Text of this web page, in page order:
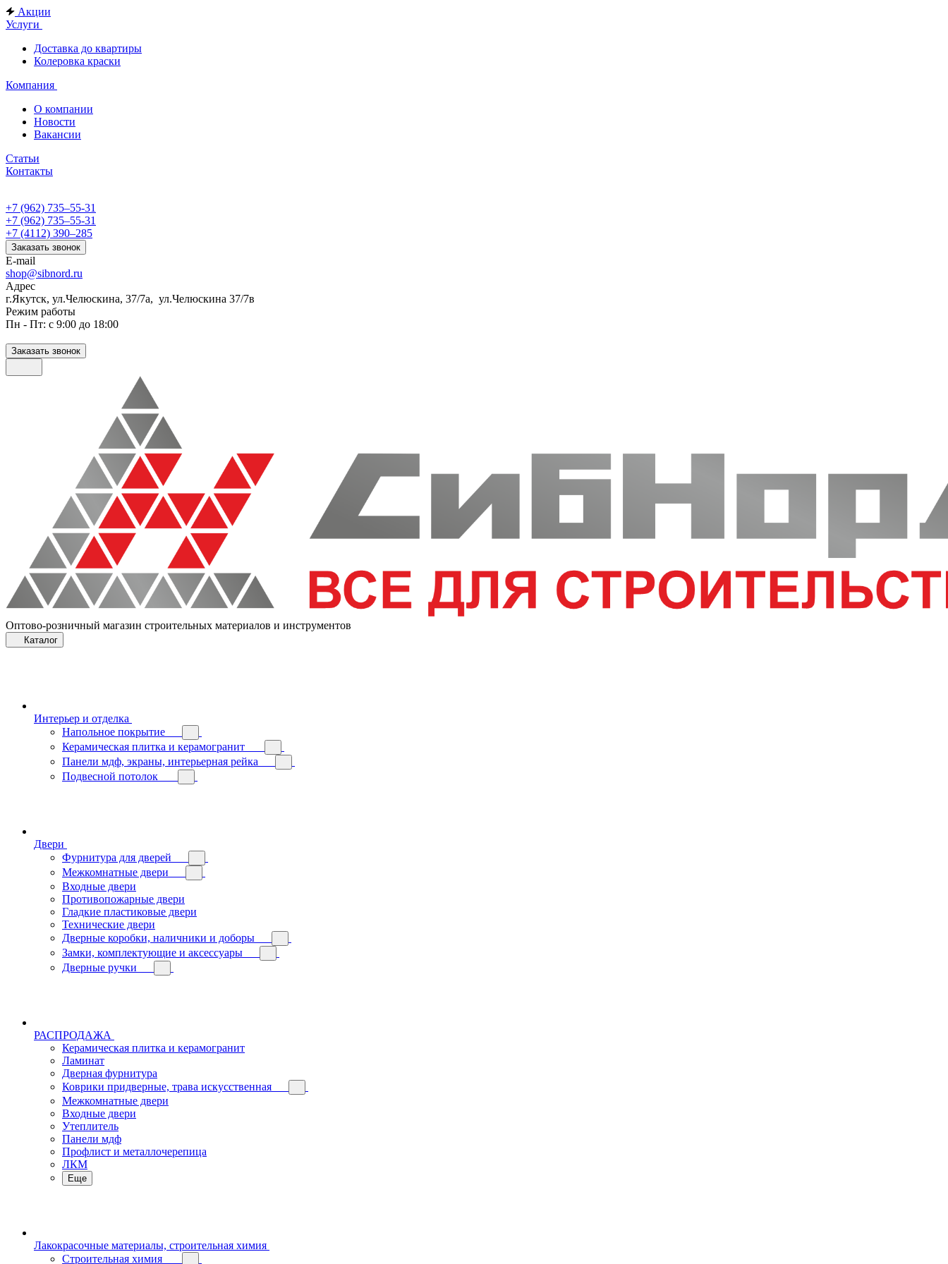
Акции
Услуги
Доставка до квартиры
Колеровка краски
Компания
О компании
Новости
Вакансии
Статьи
Контакты
+7 (962) 735‒55-31
+7 (962) 735‒55-31
+7 (4112) 390‒285
Заказать звонок
E-mail
shop@sibnord.ru
Адрес
​г.Якутск, ул.Челюскина, 37/7а, ул.Челюскина 37/7в
Режим работы
Пн - Пт: с 9:00 до 18:00
Заказать звонок
Оптово-розничный магазин строительных материалов и инструментов
Каталог
Интерьер и отделка
Напольное покрытие
Керамическая плитка и керамогранит
Панели мдф, экраны, интерьерная рейка
Подвесной потолок
Двери
Фурнитура для дверей
Межкомнатные двери
Входные двери
Противопожарные двери
Гладкие пластиковые двери
Технические двери
Дверные коробки, наличники и доборы
Замки, комплектующие и аксессуары
Дверные ручки
РАСПРОДАЖА
Керамическая плитка и керамогранит
Ламинат
Дверная фурнитура
Коврики придверные, трава искусственная
Межкомнатные двери
Входные двери
Утеплитель
Панели мдф
Профлист и металлочерепица
ЛКМ
Еще
Лакокрасочные материалы, строительная химия
Строительная химия